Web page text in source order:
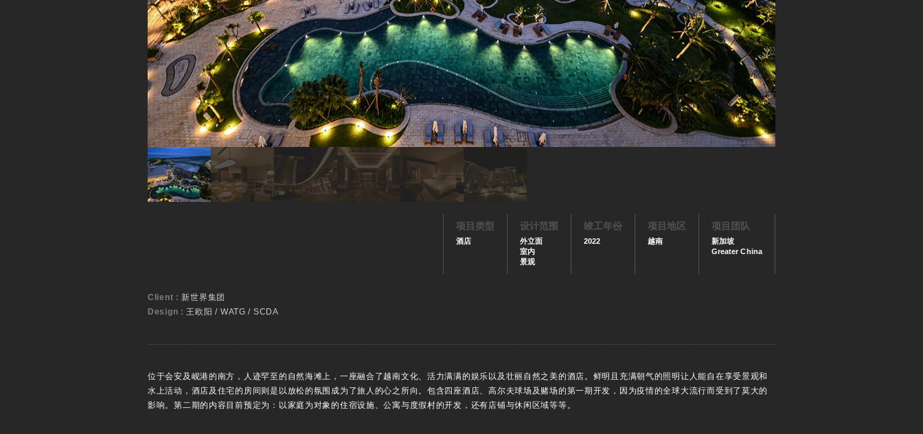
项目类型
酒店
设计范围
外立面
室内
景观
竣工年份
2022
项目地区
越南
项目团队
新加坡
Greater China
Client : 新世界集团
Design : 王欧阳 / WATG / SCDA
位于会安及岘港的南方，人迹罕至的自然海滩上，一座融合了越南文化、活力满满的娱乐以及壮丽自然之美的酒店。鲜明且充满朝气的照明让人能自在享受景观和
水上活动，酒店及住宅的房间则是以放松的氛围成为了旅人的心之所向。包含四座酒店、高尔夫球场及赌场的第一期开发，因为疫情的全球大流行而受到了莫大的
影响。第二期的内容目前预定为：以家庭为对象的住宿设施、公寓与度假村的开发，还有店铺与休闲区域等等。